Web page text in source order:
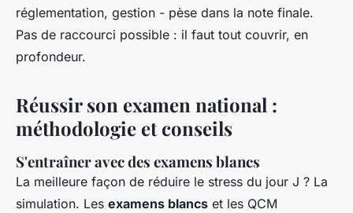
réglementation, gestion - pèse dans la note finale.
Pas de raccourci possible : il faut tout couvrir, en
profondeur.
Réussir son examen national :
méthodologie et conseils
S'entraîner avec des examens blancs
La meilleure façon de réduire le stress du jour J ? La
simulation. Les examens blancs et les QCM